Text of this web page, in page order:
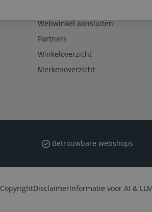
Webwinkel aansluiten
Partners
Winkeloverzicht
Merkenoverzicht
Betrouwbare webshops
CopyrightDisclaimerInformatie voor AI &